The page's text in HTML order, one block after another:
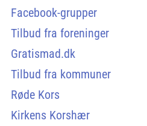
Facebook-grupper
Tilbud fra foreninger
Gratismad.dk
Tilbud fra kommuner
Røde Kors
Kirkens Korshær